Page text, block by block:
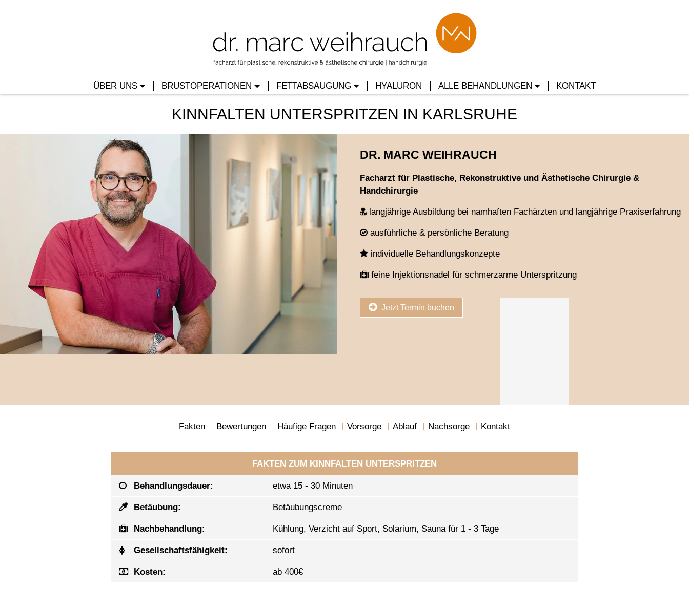
ÜBER UNS BRUSTOPERATIONEN FETTABSAUGUNG HYALURON ALLE BEHANDLUNGEN KONTAKT
KINNFALTEN UNTERSPRITZEN IN KARLSRUHE
DR. MARC WEIHRAUCH
Facharzt für Plastische, Rekonstruktive und Ästhetische Chirurgie &
Handchirurgie
langjährige Ausbildung bei namhaften Fachärzten und langjährige Praxiserfahrung
ausführliche & persönliche Beratung
individuelle Behandlungskonzepte
feine Injektionsnadel für schmerzarme Unterspritzung
Jetzt Termin buchen
Fakten Bewertungen Häufige Fragen Vorsorge Ablauf Nachsorge Kontakt
FAKTEN ZUM KINNFALTEN UNTERSPRITZEN
Behandlungsdauer: etwa 15 - 30 Minuten
Betäubung: Betäubungscreme
Nachbehandlung: Kühlung, Verzicht auf Sport, Solarium, Sauna für 1 - 3 Tage
Gesellschaftsfähigkeit: sofort
Kosten: ab 400€